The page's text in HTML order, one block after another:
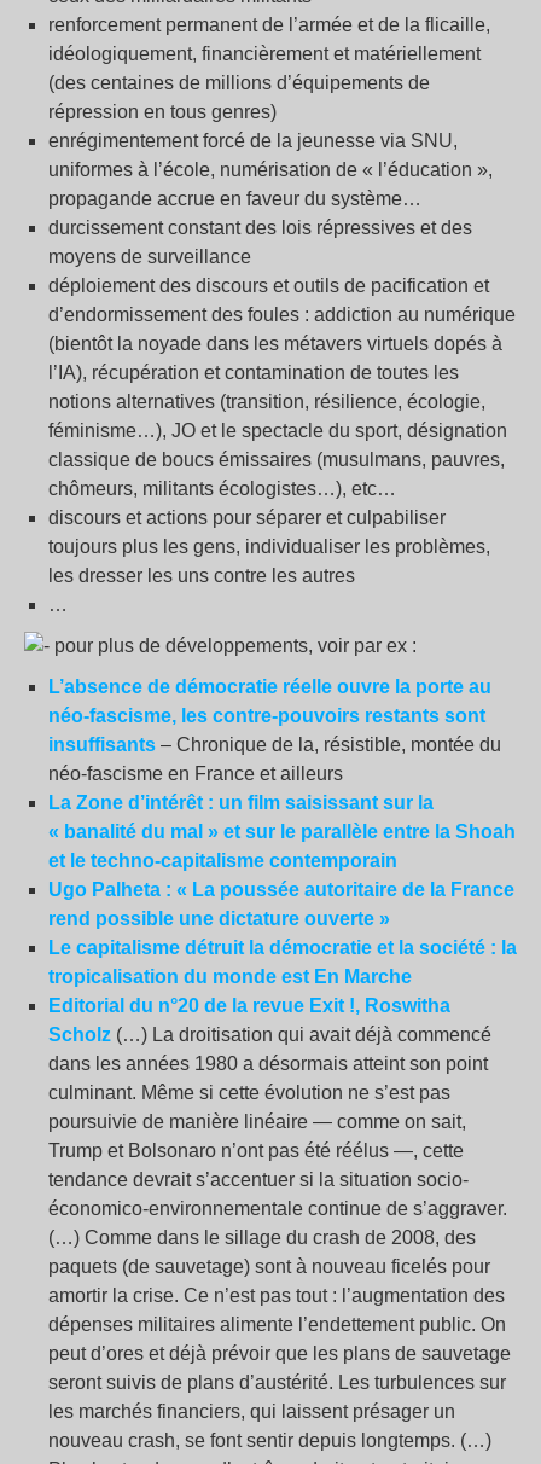
renforcement permanent de l’armée et de la flicaille,
idéologiquement, financièrement et matériellement
(des centaines de millions d’équipements de
répression en tous genres)
enrégimentement forcé de la jeunesse via SNU,
uniformes à l’école, numérisation de « l’éducation »,
propagande accrue en faveur du système…
durcissement constant des lois répressives et des
moyens de surveillance
déploiement des discours et outils de pacification et
d’endormissement des foules : addiction au numérique
(bientôt la noyade dans les métavers virtuels dopés à
l’IA), récupération et contamination de toutes les
notions alternatives (transition, résilience, écologie,
féminisme…), JO et le spectacle du sport, désignation
classique de boucs émissaires (musulmans, pauvres,
chômeurs, militants écologistes…), etc…
discours et actions pour séparer et culpabiliser
toujours plus les gens, individualiser les problèmes,
les dresser les uns contre les autres
…
pour plus de développements, voir par ex :
L’absence de démocratie réelle ouvre la porte au
néo-fascisme, les contre-pouvoirs restants sont
insuffisants – Chronique de la, résistible, montée du
néo-fascisme en France et ailleurs
La Zone d’intérêt : un film saisissant sur la
« banalité du mal » et sur le parallèle entre la Shoah
et le techno-capitalisme contemporain
Ugo Palheta : « La poussée autoritaire de la France
rend possible une dictature ouverte »
Le capitalisme détruit la démocratie et la société : la
tropicalisation du monde est En Marche
Editorial du n°20 de la revue Exit !, Roswitha
Scholz (…) La droitisation qui avait déjà commencé
dans les années 1980 a désormais atteint son point
culminant. Même si cette évolution ne s’est pas
poursuivie de manière linéaire — comme on sait,
Trump et Bolsonaro n’ont pas été réélus —, cette
tendance devrait s’accentuer si la situation socio-
économico-environnementale continue de s’aggraver.
(…) Comme dans le sillage du crash de 2008, des
paquets (de sauvetage) sont à nouveau ficelés pour
amortir la crise. Ce n’est pas tout : l’augmentation des
dépenses militaires alimente l’endettement public. On
peut d’ores et déjà prévoir que les plans de sauvetage
seront suivis de plans d’austérité. Les turbulences sur
les marchés financiers, qui laissent présager un
nouveau crash, se font sentir depuis longtemps. (…)